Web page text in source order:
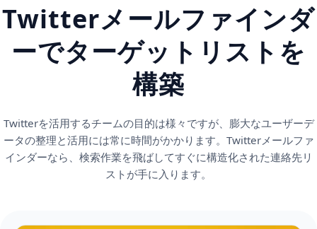
Twitterメールファインダ
ーでターゲットリストを
構築
Twitterを活用するチームの目的は様々ですが、膨大なユーザーデ
ータの整理と活用には常に時間がかかります。Twitterメールファ
インダーなら、検索作業を飛ばしてすぐに構造化された連絡先リ
ストが手に入ります。